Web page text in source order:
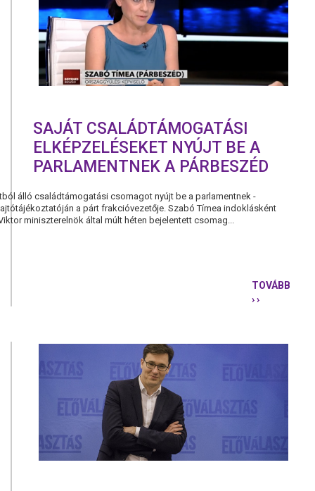
TÖNKRE
TÖBB
TUCAT
SAJÁT CSALÁDTÁMOGATÁSI
ELKÉPZELÉSEKET NYÚJT BE A
PARLAMENTNEK A PÁRBESZÉD
álló családtámogatási csomagot nyújt be a parlamentnek -
a párt frakcióvezetője. Szabó Tímea indoklásként
miniszterelnök által múlt héten bejelentett csomag...
TOVÁBB
› ›
NYÚJT